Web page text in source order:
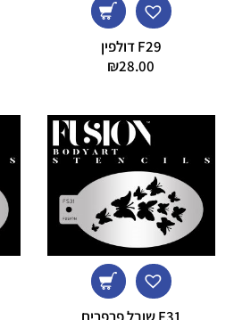
F29 דולפין
₪28.00